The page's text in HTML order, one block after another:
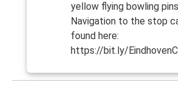
yellow flying bowling
Navigation to the stop
found here:
https://bit.ly/